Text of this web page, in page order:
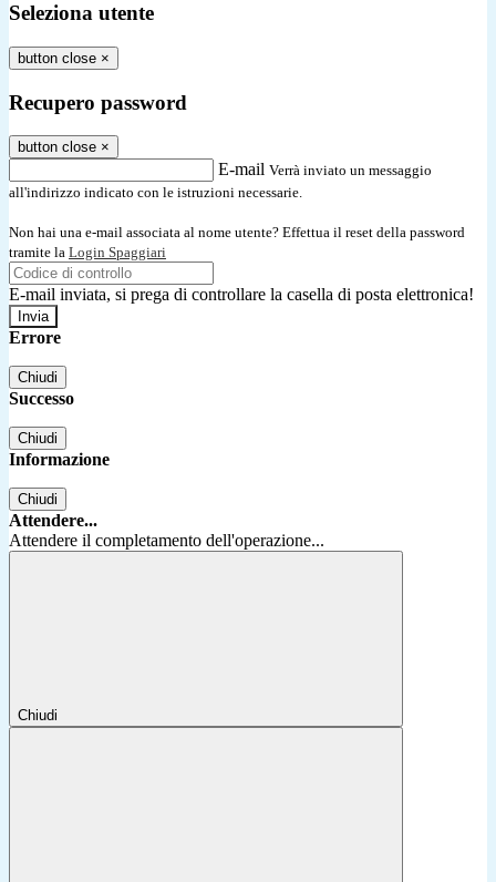
Seleziona utente
button close ×
Recupero password
button close ×
E-mail Verrà inviato un messaggio
all'indirizzo indicato con le istruzioni necessarie.
Non hai una e-mail associata al nome utente? Effettua il reset della password
tramite la Login Spaggiari
E-mail inviata, si prega di controllare la casella di posta elettronica!
Errore
Chiudi
Successo
Chiudi
Informazione
Chiudi
Attendere...
Attendere il completamento dell'operazione...
Chiudi